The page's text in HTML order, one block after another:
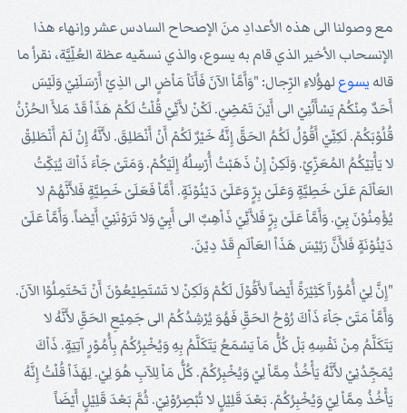
مع وصولنا الى هذه الأعدادِ منَ الإصحاح السادس عشر وإنهاء هذا
الإنسحاب الأخير الذي قام به يسوع، والذي نسمّيه عظة العُلِّيَّة، نقرأ ما
قاله يسوع لهؤُلاءِ الرِّجال: "وَأَمَّاْ الآنَ فَأَنَاْ مَاْضٍ الى الذِيْ أَرْسَلَنِيْ وَلَيْسَ
أَحَدٌ مِنْكُمْ يَسْأَلُنِيْ الى أَيْنَ تَمْضِيْ. لَكْنْ لأَنِّيْ قُلْتُ لَكُمْ هَذَاْ قَدْ مَلأَ الحُزْنُ
قُلُوْبَكُمْ. لَكِنِّيْ أَقُوْلُ لَكُمُ الحَقَّ إِنَّهُ خَيْرٌ لَكُمْ أَنْ أَنْطَلِقَ. لأَنَّهُ إِنْ لَمْ أَنْطَلِقْ
لا يَأْتِيْكُمُ المُعَزِّيْ. وَلَكِنْ إِنْ ذَهَبْتُ أُرْسِلُهُ إِلَيْكُمْ. وَمَتَىْ جَاْءَ ذَاْكَ يُبَكِّتُ
العَاْلَمَ عَلَىْ خَطِيَّةٍ وَعَلَىْ بِرٍّ وَعَلَىْ دَيْنُوْنَةٍ. أَمَّاْ فَعَلَىْ خَطِيَّةٍ فَلأَنَّهُمْ لا
يُؤْمِنُوْنَ بِيْ. وَأَمَّاْ عَلَىْ بِرٍّ فَلأَنِّيْ ذَاْهِبٌ الى أَبِيْ وَلا تَرَوْنَنِيْ أَيْضاً. وَأَمَّاْ عَلَىْ
دَيْنُوْنَةٍ فَلأَنَّ رَئِيْسَ هَذَاْ العَاْلَمِ قَدْ دِيْنَ.
"إِنَّ لِيْ أُمُوْراً كَثِيْرَةً أَيْضاً لأَقُوْلَ لَكُمْ وَلَكِنْ لا تَسْتَطِيْعُوْنَ أَنْ تَحْتَمِلُوْا الآنَ.
وَأَمَّاْ مَتَىْ جَاْءَ ذَاْكَ رُوْحُ الحَقِّ فَهُوَ يُرْشِدُكُمْ الى جَمِيْعِ الحَقِّ لأَنَّهُ لا
يَتَكَلَّمُ مِنْ نَفْسِهِ بَلْ كُلُّ مَاْ يَسْمَعُ يَتَكَلَّمُ بِهِ وَيُخْبِرُكُمْ بِأُمُوْرٍ آتِيَةٍ. ذَاْكَ
يُمَجِّدُنِيْ لأَنَّهُ يَأْخُذُ مِمَّاْ لِيْ وَيُخْبِرُكُمْ. كُلُّ مَاْ لِلآبِ هُوَ لِيْ. لِهَذَاْ قُلْتُ إِنَّهُ
يَأْخُذُ مِمَّاْ لِيْ وَيُخْبِرُكُمْ. بَعْدَ قَلِيْلٍ لا تُبْصِرُوْنِيْ. ثُمَّ بَعْدَ قَلِيْلٍ أَيْضَاً